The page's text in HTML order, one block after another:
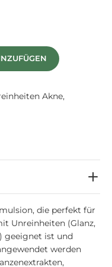
Akne,
die perfekt für
Unreinheiten (Glanz,
geeignet ist und
werden